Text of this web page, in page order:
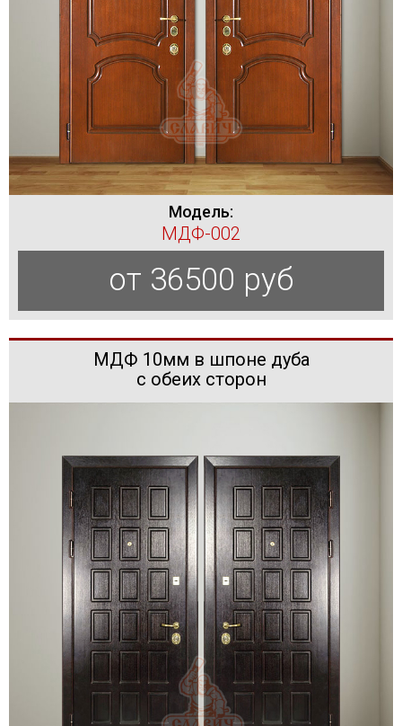
Модель:
МДФ-002
от 36500 руб
МДФ 10мм в шпоне дуба
с обеих сторон